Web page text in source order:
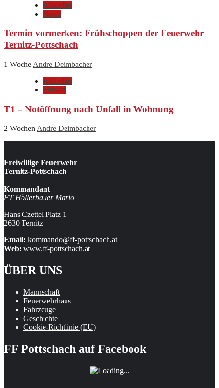
Aktuelles
News
Termin vormerken: Frühschoppen der Feuerwehr
Ternitz-Pottschach
1 Woche Andre Deimbacher
Aktuelles
Einsatz
T1 – Notöffnung nach Unfall in Wohnung
2 WochenAndre Deimbacher
Freiwillige Feuerwehr
Ternitz-Pottschach
Kommandant
FT Höllerbauer Mario
Hans Czettel Platz 1
2630 Ternitz
Email: kommando@ff-pottschach.at
Web: www.ff-pottschach.at
ÜBER UNS
Mannschaft
Feuerwehrhaus
Fahrzeuge
Geschichte
Cookie-Richtlinie (EU)
FF Pottschach auf Facebook